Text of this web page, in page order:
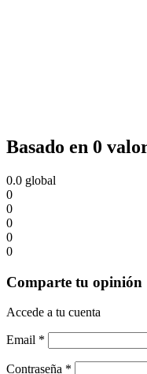
Basado en 0
0.0 global
0
0
0
0
0
Comparte tu opinión
Accede a tu cuenta
Email *
Contraseña *